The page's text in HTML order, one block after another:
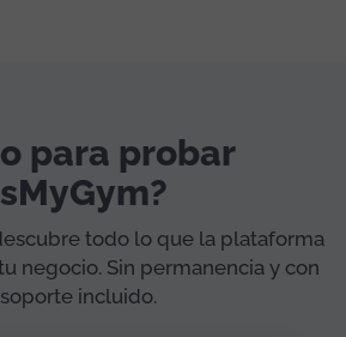
para probar
todo lo que la plataforma
negocio. Sin permanencia y con
soporte incluido.